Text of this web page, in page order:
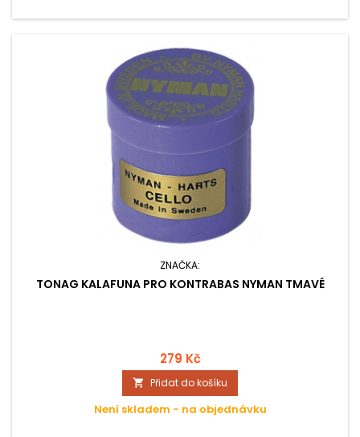
ZNAČKA:
TONAG KALAFUNA PRO KONTRABAS NYMAN TMAVÉ
279 Kč
 Přidat do košíku
Není skladem - na objednávku